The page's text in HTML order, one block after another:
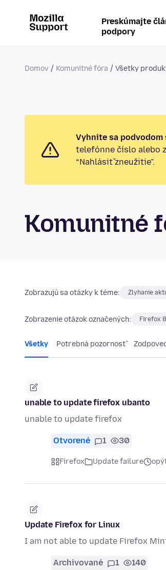
Preskúmajte
podpory
Domov Komunitné fóra Všetky
Vyhnite sa podvodom
telefónne číslo alebo
“Nahlásiť zneužitie”.
Komunitné
Zobrazujú sa otázky k téme: Zlyhanie
Zobrazenie otázok označených: Firefox
Všetky Potrebná pozornosť
unable to update firefox ubanto
unable to update firefox
Otvorené 1 30
Firefox Update failure
Update Firefox for Linux
I am not able to update Firefox
Archivované 1 140